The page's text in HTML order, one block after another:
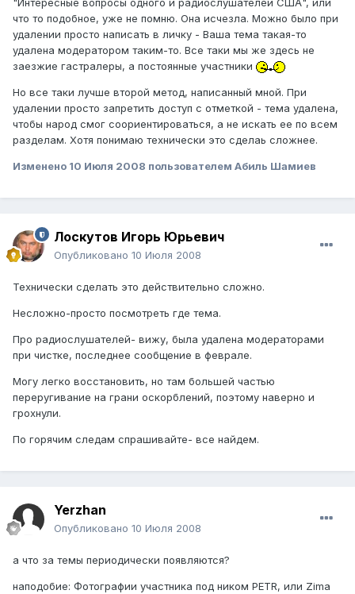
"Интересные вопросы одного и радиослушателей США", или
что то подобное, уже не помню. Она исчезла. Можно было при
удалении просто написать в личку - Ваша тема такая-то
удалена модератором таким-то. Все таки мы же здесь не
заезжие гастралеры, а постоянные участники
Но все таки лучше второй метод, написанный мной. При
удалении просто запретить доступ с отметкой - тема удалена,
чтобы народ смог соориентироваться, а не искать ее по всем
разделам. Хотя понимаю технически это сделаь сложнее.
Изменено 10 Июля 2008 пользователем Абиль Шамиев
Лоскутов Игорь Юрьевич
Опубликовано 10 Июля 2008
Технически сделать это действительно сложно.
Несложно-просто посмотреть где тема.
Про радиослушателей- вижу, была удалена модераторами
при чистке, последнее сообщение в феврале.
Могу легко восстановить, но там большей частью
переругивание на грани оскорблений, поэтому наверно и
грохнули.
По горячим следам спрашивайте- все найдем.
Yerzhan
Опубликовано 10 Июля 2008
а что за темы периодически появляются?
наподобие: Фотографии участника под ником PETR, или Zima